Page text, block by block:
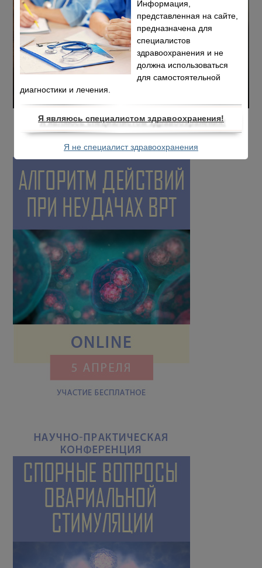
Информация,
представленная на сайте,
предназначена для
специалистов
здравоохранения и не
должна использоваться
для самостоятельной
диагностики и лечения.
Я являюсь специалистом здравоохранения!
Я не специалист здравоохранения